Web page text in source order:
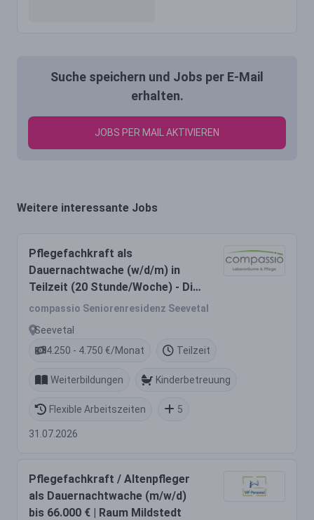
Suche speichern und Jobs per E-Mail
erhalten.
JOBS PER MAIL AKTIVIEREN
Weitere interessante Jobs
Pflegefachkraft als
Dauernachtwache (w/d/m) in
Teilzeit (20 Stunde/Woche) - Die
Welt braucht gute Pflege.
compassio Seniorenresidenz Seevetal
Seevetal
4.250 - 4.750 €/Monat
Teilzeit
Weiterbildungen Kinderbetreuung
Flexible Arbeitszeiten 5
31.07.2026
Pflegefachkraft / Altenpfleger
als Dauernachtwache (m/w/d)
bis 66.000 € | Raum Mildstedt